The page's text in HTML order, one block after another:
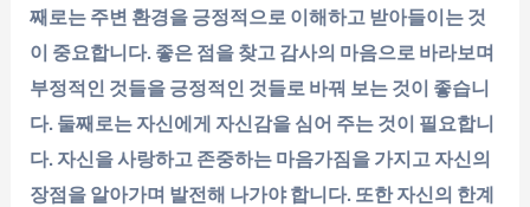
째로는 주변 환경을 긍정적으로 이해하고 받아들이는 것
이 중요합니다. 좋은 점을 찾고 감사의 마음으로 바라보며
부정적인 것들을 긍정적인 것들로 바꿔 보는 것이 좋습니
다. 둘째로는 자신에게 자신감을 심어 주는 것이 필요합니
다. 자신을 사랑하고 존중하는 마음가짐을 가지고 자신의
장점을 알아가며 발전해 나가야 합니다. 또한 자신의 한계